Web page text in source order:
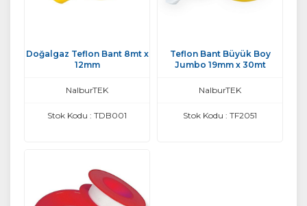
Doğalgaz Teflon Bant 8mt x
12mm
NalburTEK
Stok Kodu : TDB001
Teflon Bant Büyük Boy
Jumbo 19mm x 30mt
NalburTEK
Stok Kodu : TF2051